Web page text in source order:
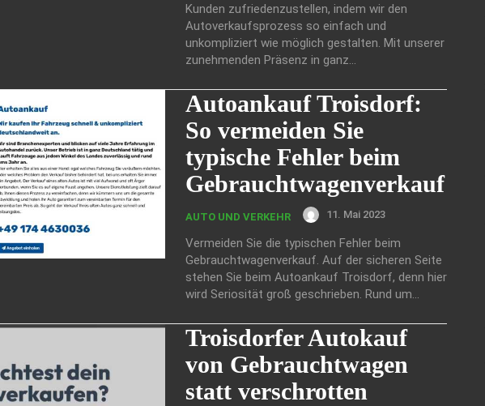
Kunden zufriedenzustellen, indem wir den
Autoverkaufsprozess so einfach und
unkompliziert wie möglich gestalten. Mit unserer
zunehmenden Präsenz in ganz...
Autoankauf Troisdorf:
So vermeiden Sie
typische Fehler beim
Gebrauchtwagenverkauf
AUTO UND VERKEHR 11. Mai 2023
Vermeiden Sie die typischen Fehler beim
Gebrauchtwagenverkauf. Auf der sicheren Seite
stehen Sie beim Autoankauf Troisdorf, denn hier
wird Seriosität groß geschrieben. Rund um...
Troisdorfer Autokauf
von Gebrauchtwagen
statt verschrotten